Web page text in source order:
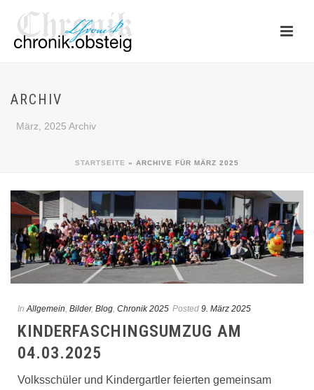
ARCHIV
März, 2025 Archiv
STARTSEITE » ARCHIVE FÜR MÄRZ 2025
In Allgemein, Bilder, Blog, Chronik 2025 Posted 9. März 2025
KINDERFASCHINGSUMZUG AM
04.03.2025
Volksschüler und Kindergartler feierten gemeinsam